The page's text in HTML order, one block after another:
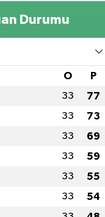
Durumu
O P
33 77
33 73
33 69
33 59
33 55
33 54